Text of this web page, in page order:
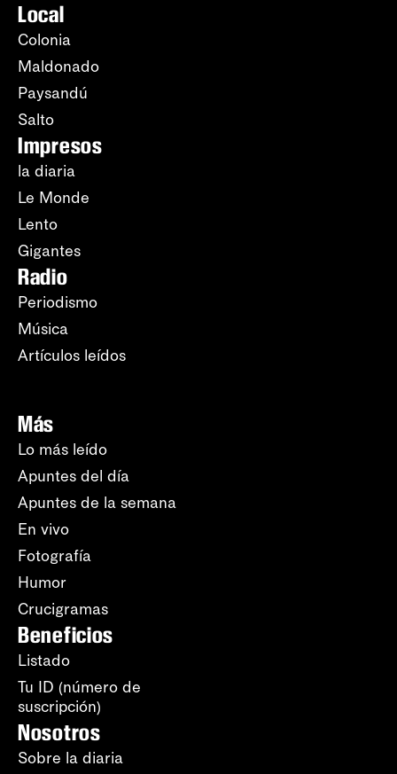
Local
Colonia
Maldonado
Paysandú
Salto
Impresos
la diaria
Le Monde
Lento
Gigantes
Radio
Periodismo
Música
Artículos leídos
Más
Lo más leído
Apuntes del día
Apuntes de la semana
En vivo
Fotografía
Humor
Crucigramas
Beneficios
Listado
Tu ID (número de
suscripción)
Nosotros
Sobre la diaria